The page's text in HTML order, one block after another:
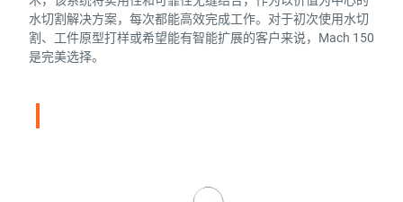
水切割解决方案，每次都能高效完成工作。对于初次使用水切
割、工件原型打样或希望能有智能扩展的客户来说，Mach 150
是完美选择。